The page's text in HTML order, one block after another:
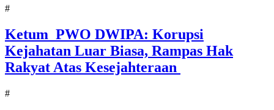
#
Ketum PWO DWIPA: Korupsi
Kejahatan Luar Biasa, Rampas Hak
Rakyat Atas Kesejahteraan
#